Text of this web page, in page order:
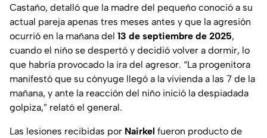
Castaño, detalló que la madre del pequeño conoció a su
actual pareja apenas tres meses antes y que la agresión
ocurrió en la mañana del 13 de septiembre de 2025,
cuando el niño se despertó y decidió volver a dormir, lo
que habría provocado la ira del agresor. “La progenitora
manifestó que su cónyuge llegó a la vivienda a las 7 de la
mañana, y ante la reacción del niño inició la despiadada
golpiza,” relató el general.
Las lesiones recibidas por Nairkel fueron producto de